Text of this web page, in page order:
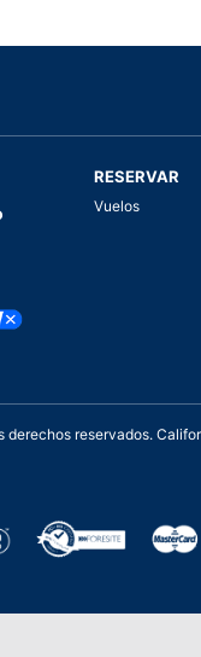
RESERVAR
Vuelos
reservados.